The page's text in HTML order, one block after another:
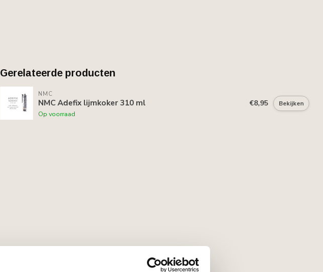
Gerelateerde producten
NMC
NMC Adefix lijmkoker 310 ml
Op voorraad
€8,95 Bekijken